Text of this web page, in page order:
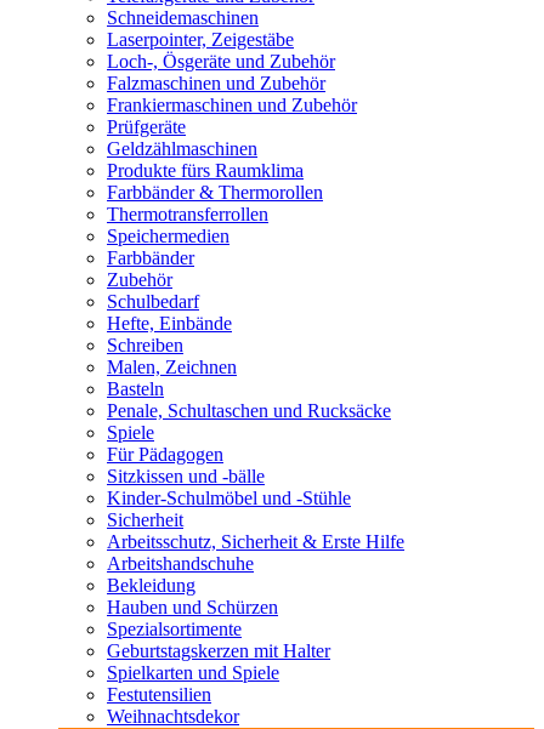
Schneidemaschinen
Laserpointer, Zeigestäbe
Loch-, Ösgeräte und Zubehör
Falzmaschinen und Zubehör
Frankiermaschinen und Zubehör
Prüfgeräte
Geldzählmaschinen
Produkte fürs Raumklima
Farbbänder & Thermorollen
Thermotransferrollen
Speichermedien
Farbbänder
Zubehör
Schulbedarf
Hefte, Einbände
Schreiben
Malen, Zeichnen
Basteln
Penale, Schultaschen und Rucksäcke
Spiele
Für Pädagogen
Sitzkissen und -bälle
Kinder-Schulmöbel und -Stühle
Sicherheit
Arbeitsschutz, Sicherheit & Erste Hilfe
Arbeitshandschuhe
Bekleidung
Hauben und Schürzen
Spezialsortimente
Geburtstagskerzen mit Halter
Spielkarten und Spiele
Festutensilien
Weihnachtsdekor